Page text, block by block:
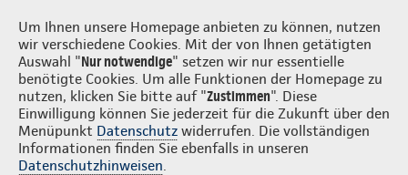
Um Ihnen unsere Homepage anbieten zu können, nutzen
wir verschiedene Cookies. Mit der von Ihnen getätigten
Auswahl "Nur notwendige" setzen wir nur essentielle
benötigte Cookies. Um alle Funktionen der Homepage zu
nutzen, klicken Sie bitte auf "Zustimmen". Diese
Einwilligung können Sie jederzeit für die Zukunft über den
Menüpunkt Datenschutz widerrufen. Die vollständigen
Informationen finden Sie ebenfalls in unseren
Datenschutzhinweisen.
Ralf Steiner Login
Gute Gründe Tarife & Leistungen Wissenswertes Beratung &